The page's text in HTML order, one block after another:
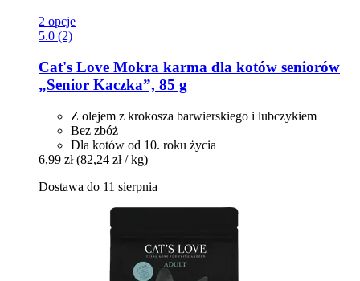
2 opcje
5.0 (2)
Cat's Love Mokra karma dla kotów seniorów
„Senior Kaczka”, 85 g
Z olejem z krokosza barwierskiego i lubczykiem
Bez zbóż
Dla kotów od 10. roku życia
6,99 zł (82,24 zł / kg)
Dostawa do 11 sierpnia